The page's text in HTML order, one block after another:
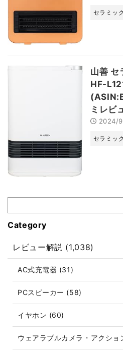
セラミッ
山善 セ
HF-
ミレビ
2024/
セラミッ
Category
レビュー解説 (1,038)
AC式充電器 (31)
PCスピーカー (58)
イヤホン (60)
ウェアラブルカメラ・アクショ